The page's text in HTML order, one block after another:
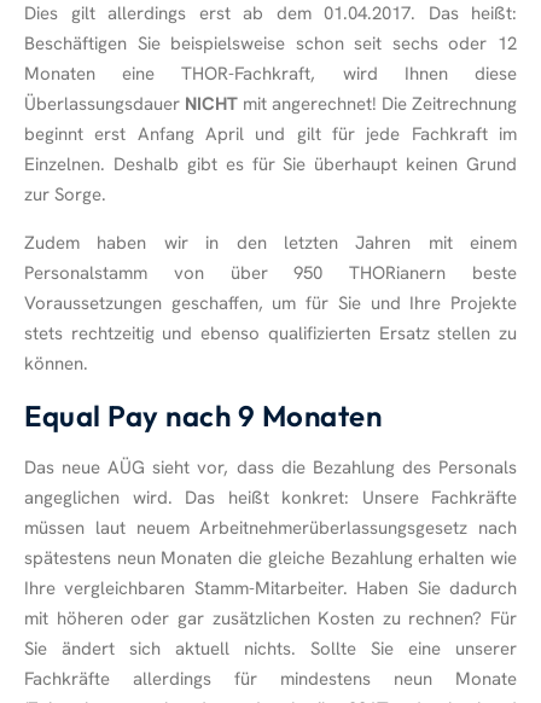
Dies gilt allerdings erst ab dem 01.04.2017. Das heißt:
Beschäftigen Sie beispielsweise schon seit sechs oder 12
Monaten eine THOR-Fachkraft, wird Ihnen diese
Überlassungsdauer NICHT mit angerechnet! Die Zeitrechnung
beginnt erst Anfang April und gilt für jede Fachkraft im
Einzelnen. Deshalb gibt es für Sie überhaupt keinen Grund
zur Sorge.
Zudem haben wir in den letzten Jahren mit einem
Personalstamm von über 950 THORianern beste
Voraussetzungen geschaffen, um für Sie und Ihre Projekte
stets rechtzeitig und ebenso qualifizierten Ersatz stellen zu
können.
Equal Pay nach 9 Monaten
Das neue AÜG sieht vor, dass die Bezahlung des Personals
angeglichen wird. Das heißt konkret: Unsere Fachkräfte
müssen laut neuem Arbeitnehmerüberlassungsgesetz nach
spätestens neun Monaten die gleiche Bezahlung erhalten wie
Ihre vergleichbaren Stamm-Mitarbeiter. Haben Sie dadurch
mit höheren oder gar zusätzlichen Kosten zu rechnen? Für
Sie ändert sich aktuell nichts. Sollte Sie eine unserer
Fachkräfte allerdings für mindestens neun Monate